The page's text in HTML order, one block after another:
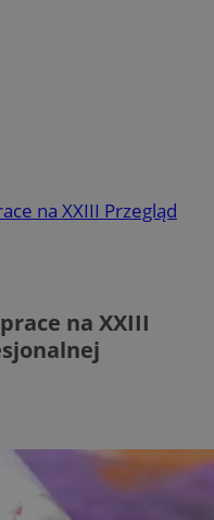
na XXIII Przegląd
na XXIII